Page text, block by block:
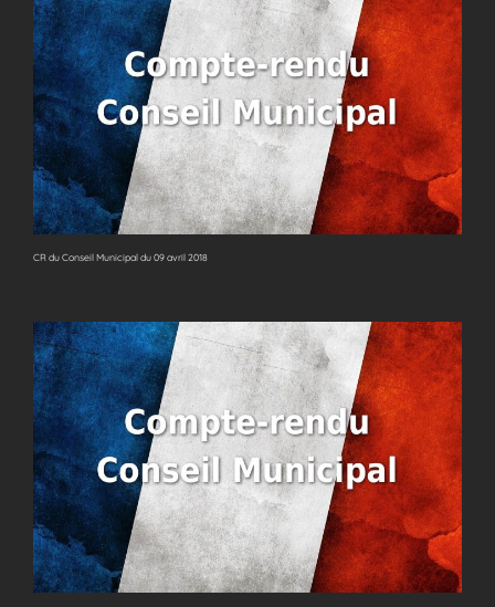
CR du Conseil Municipal du 09 avril 2018